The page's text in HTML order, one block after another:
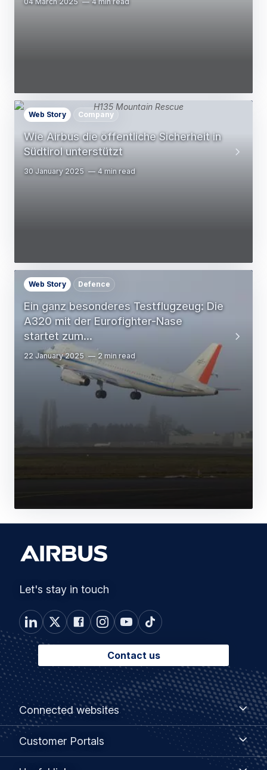
Wie Airbus die öffentliche Sicherheit in
Südtirol unterstützt
Web Story Company
30 January 2025 4 min read
Ein ganz besonderes Testflugzeug: Die
A320 mit der Eurofighter-Nase
startet zum…
Web Story Defence
22 January 2025 2 min read
Let's stay in touch
Contact us
Footer
menu
Connected websites
Connected
websites
Customer Portals
Customer